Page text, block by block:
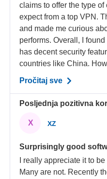
claims to offer the type of
expect from a top VPN.
and made me curious
performs. Overall, I
has decent security
countries like China.
Pročitaj sve
Posljednja pozitivna
X XZ
Surprisingly good
I really appreciate it to
Many are not. Recently